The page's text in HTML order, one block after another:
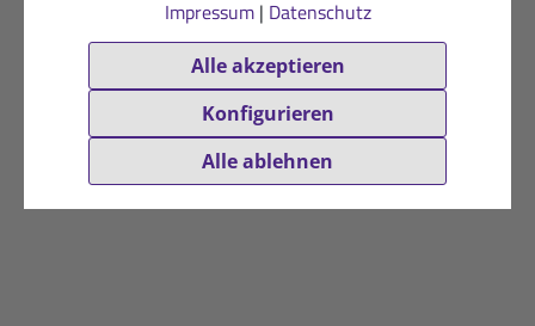
Impressum| Datenschutz
Alle akzeptieren
Konfigurieren
Alle ablehnen